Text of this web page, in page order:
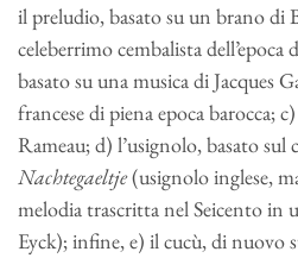
il preludio, basato su un brano di
celeberrimo cembalista
basato su una musica di Jacques
francese di piena epoca barocca;
Rameau; d) l’usignolo, basato
Nachtegaeltje(usignolo inglese,
melodia trascritta nel Seicento in
Eyck); infine, e) il cucù, di nuovo